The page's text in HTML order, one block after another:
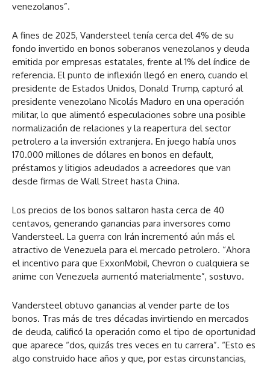
venezolanos”.
A fines de 2025, Vandersteel tenía cerca del 4% de su
fondo invertido en bonos soberanos venezolanos y deuda
emitida por empresas estatales, frente al 1% del índice de
referencia. El punto de inflexión llegó en enero, cuando el
presidente de Estados Unidos, Donald Trump, capturó al
presidente venezolano Nicolás Maduro en una operación
militar, lo que alimentó especulaciones sobre una posible
normalización de relaciones y la reapertura del sector
petrolero a la inversión extranjera. En juego había unos
170.000 millones de dólares en bonos en default,
préstamos y litigios adeudados a acreedores que van
desde firmas de Wall Street hasta China.
Los precios de los bonos saltaron hasta cerca de 40
centavos, generando ganancias para inversores como
Vandersteel. La guerra con Irán incrementó aún más el
atractivo de Venezuela para el mercado petrolero. “Ahora
el incentivo para que ExxonMobil, Chevron o cualquiera se
anime con Venezuela aumentó materialmente”, sostuvo.
Vandersteel obtuvo ganancias al vender parte de los
bonos. Tras más de tres décadas invirtiendo en mercados
de deuda, calificó la operación como el tipo de oportunidad
que aparece “dos, quizás tres veces en tu carrera”. “Esto es
algo construido hace años y que, por estas circunstancias,